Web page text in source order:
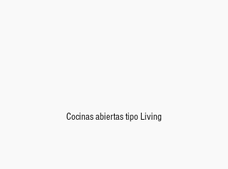
Cocinas abiertas tipo Living